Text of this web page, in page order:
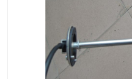
磁翻板液位计